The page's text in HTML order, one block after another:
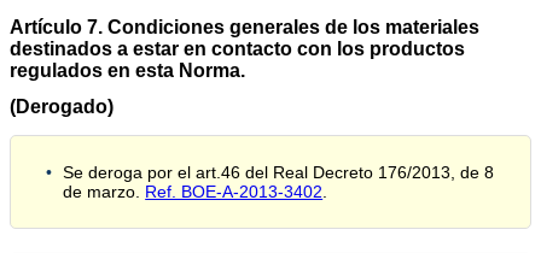
Artículo 7. Condiciones generales de los materiales
destinados a estar en contacto con los productos
regulados en esta Norma.
(Derogado)
Se deroga por el art.46 del Real Decreto 176/2013, de 8
de marzo. Ref. BOE-A-2013-3402